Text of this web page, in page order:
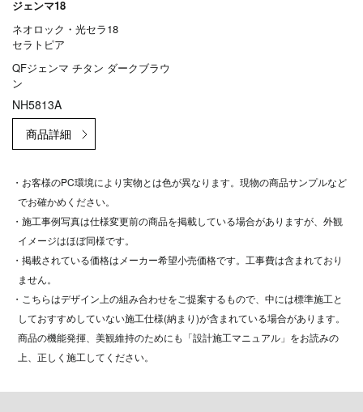
ジェンマ18
ネオロック・光セラ18
セラトピア
QFジェンマ チタン ダークブラウ
ン
NH5813A
・お客様のPC環境により実物とは色が異なります。現物の商品サンプルなど
でお確かめください。
・施工事例写真は仕様変更前の商品を掲載している場合がありますが、外観
イメージはほぼ同様です。
・掲載されている価格はメーカー希望小売価格です。工事費は含まれており
ません。
・こちらはデザイン上の組み合わせをご提案するもので、中には標準施工と
しておすすめしていない施工仕様(納まり)が含まれている場合があります。
商品の機能発揮、美観維持のためにも「設計施工マニュアル」をお読みの
上、正しく施工してください。